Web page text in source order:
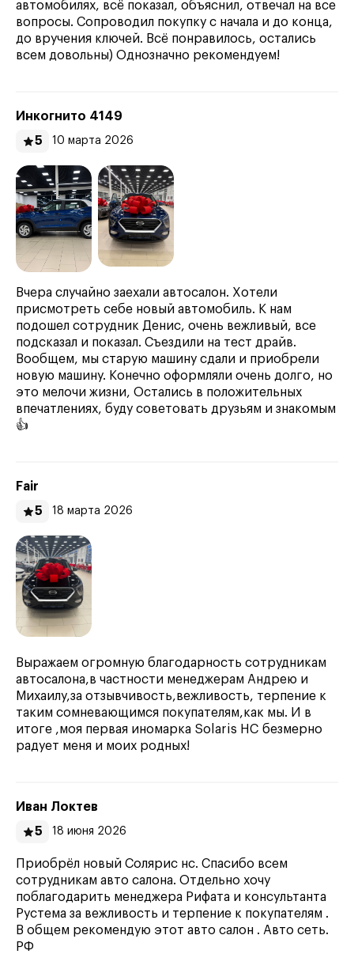
автомобилях, всё показал, объяснил, отвечал на все
вопросы. Сопроводил покупку с начала и до конца,
до вручения ключей. Всё понравилось, остались
всем довольны) Однозначно рекомендуем!
Инкогнито 4149
5
10 марта 2026
Вчера случайно заехали автосалон. Хотели
присмотреть себе новый автомобиль. К нам
подошел сотрудник Денис, очень вежливый, все
подсказал и показал. Съездили на тест драйв.
Вообщем, мы старую машину сдали и приобрели
новую машину. Конечно оформляли очень долго, но
это мелочи жизни, Остались в положительных
впечатлениях, буду советовать друзьям и знакомым
👍
Fair
5
18 марта 2026
Выражаем огромную благодарность сотрудникам
автосалона,в частности менеджерам Андрею и
Михаилу,за отзывчивость,вежливость, терпение к
таким сомневающимся покупателям,как мы. И в
итоге ,моя первая иномарка Solaris HC безмерно
радует меня и моих родных!
Иван Локтев
5
18 июня 2026
Приобрёл новый Солярис нс. Спасибо всем
сотрудникам авто салона. Отдельно хочу
поблагодарить менеджера Рифата и консультанта
Рустема за вежливость и терпение к покупателям .
В общем рекомендую этот авто салон . Авто сеть.
РФ